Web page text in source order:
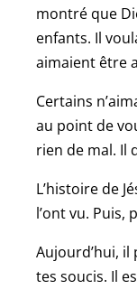
montré que
enfants. Il
aimaient être
Certains
au point de
rien de mal. Il
L’histoire de
l’ont vu. Puis,
Aujourd’hui,
tes soucis. Il